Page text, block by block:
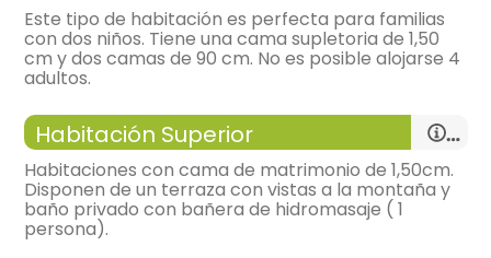
habitación individual
- cama de matrimonio (150x190 cm.)
Calefacción,
armario,
bonitas vistas,
Este tipo de habitación es perfecta para familias
con dos niños. Tiene una cama supletoria de 1,50
cm y dos camas de 90 cm. No es posible alojarse 4
adultos.
habitación con tres camas
Habitación Superior
Habitaciones con cama de matrimonio de 1,50cm.
Disponen de un terraza con vistas a la montaña y
baño privado con bañera de hidromasaje ( 1
persona).